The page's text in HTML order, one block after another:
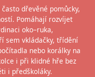
dřevěné pomůcky,
Pomáhají rozvíjet
oko–ruka,
sem vkládačky, třídění
nebo korálky na
i při klidné hře bez
i předškoláky.